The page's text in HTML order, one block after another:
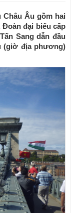
Châu Âu gồm hai
đại biểu cấp
Sang dẫn đầu
(giờ địa phương)